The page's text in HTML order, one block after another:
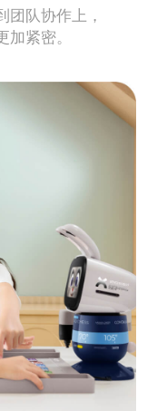
团队协作上，
紧密。